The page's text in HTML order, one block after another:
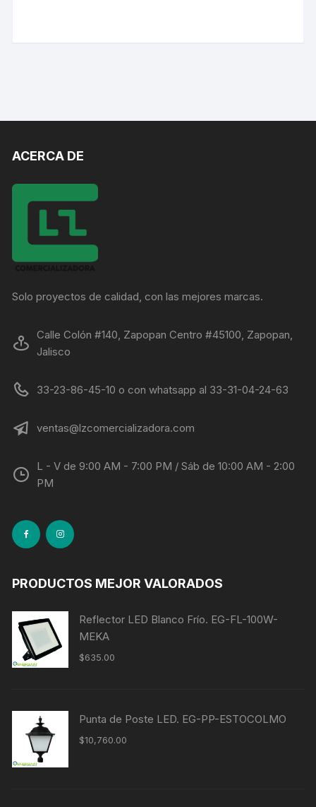
ACERCA DE
Solo proyectos de calidad, con las mejores marcas.
Calle Colón #140, Zapopan Centro #45100, Zapopan,
Jalisco
33-23-86-45-10 o con whatsapp al 33-31-04-24-63
ventas@lzcomercializadora.com
L - V de 9:00 AM - 7:00 PM / Sáb de 10:00 AM - 2:00
PM
PRODUCTOS MEJOR VALORADOS
Reflector LED Blanco Frío. EG-FL-100W-
MEKA
$635.00
Punta de Poste LED. EG-PP-ESTOCOLMO
$10,760.00